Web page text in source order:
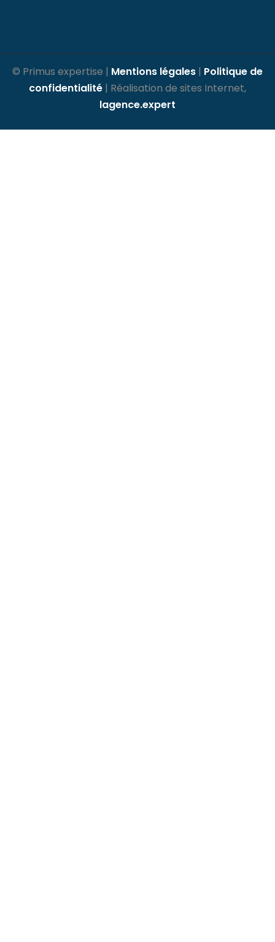
© Primus expertise | Mentions légales | Politique de
confidentialité | Réalisation de sites Internet,
lagence.expert